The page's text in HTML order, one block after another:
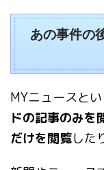
あの事件の
MYニュースとい
ドの記事のみを
だけを閲覧した